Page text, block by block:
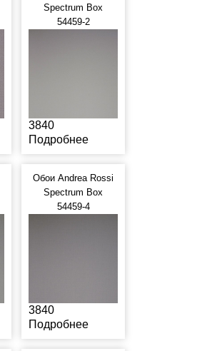
Spectrum Box
54459-2
3840
Подробнее
Обои Andrea Rossi
Spectrum Box
54459-4
3840
Подробнее